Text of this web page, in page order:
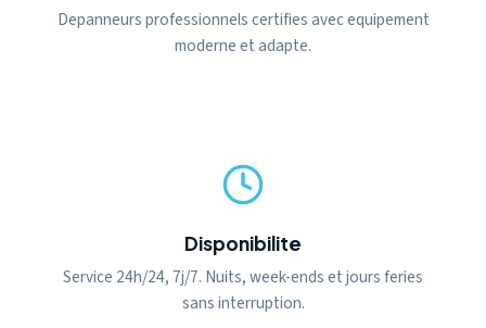
Depanneurs professionnels certifies avec equipement
moderne et adapte.
Disponibilite
Service 24h/24, 7j/7. Nuits, week-ends et jours feries
sans interruption.